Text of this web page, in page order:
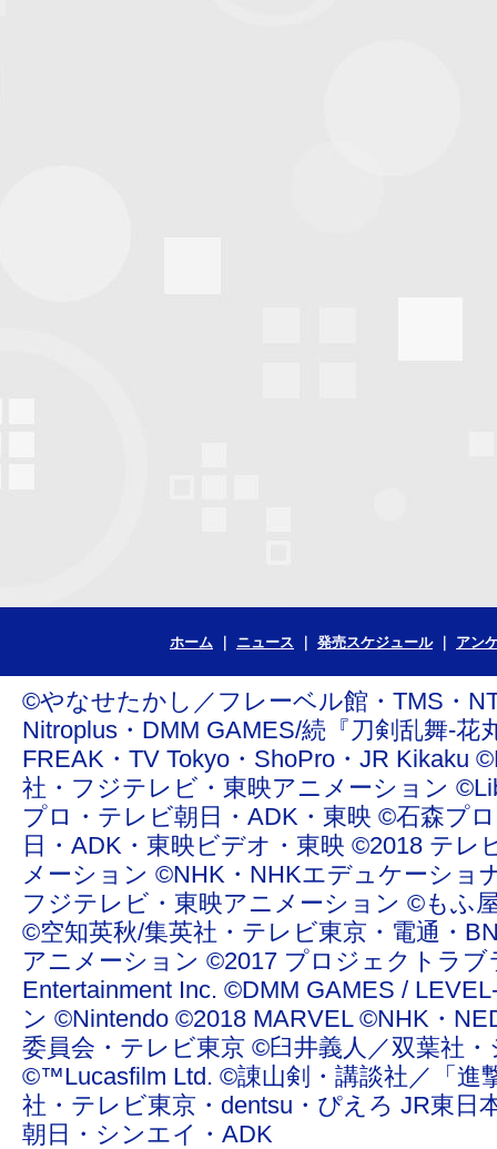
ホーム ニュース 発売スケジュール アン
©やなせたかし／フレーベル館・TMS・
Nitroplus・DMM GAMES/続『刀剣乱舞-
FREAK・TV Tokyo・ShoPro・JR
社・フジテレビ・東映アニメーション
プロ・テレビ朝日・ADK・東映 ©石森プ
日・ADK・東映ビデオ・東映 ©2018 テ
メーション ©NHK・NHKエデュケーシ
フジテレビ・東映アニメーション ©もふ
©空知英秋/集英社・テレビ東京・電通・
アニメーション ©2017 プロジェクトラ
Entertainment Inc. ©DMM GAMES /
ン ©Nintendo ©2018 MARVEL ©NHK・
委員会・テレビ東京 ©臼井義人／双葉社
©™Lucasfilm Ltd. ©諌山剣・講談社／「進
社・テレビ東京・dentsu・ぴえろ JR東
朝日・シンエイ・ADK